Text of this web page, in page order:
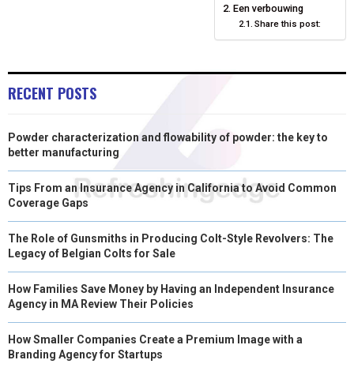
Een verbouwing
Share this post:
RECENT POSTS
Powder characterization and flowability of powder: the key to
better manufacturing
Tips From an Insurance Agency in California to Avoid Common
Coverage Gaps
The Role of Gunsmiths in Producing Colt-Style Revolvers: The
Legacy of Belgian Colts for Sale
How Families Save Money by Having an Independent Insurance
Agency in MA Review Their Policies
How Smaller Companies Create a Premium Image with a
Branding Agency for Startups